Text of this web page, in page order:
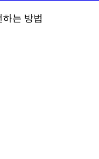
는 방법